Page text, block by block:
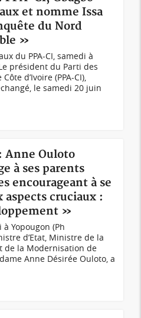
et nomme Issa
du Nord
»
du PPA-CI, samedi à
président du Parti des
d’Ivoire (PPA-CI),
le samedi 20 juin
Anne Ouloto
à ses parents
encourageant à se
cruciaux :
»
Yopougon (Ph
d’Etat, Ministre de la
de la Modernisation de
Anne Désirée Ouloto, a